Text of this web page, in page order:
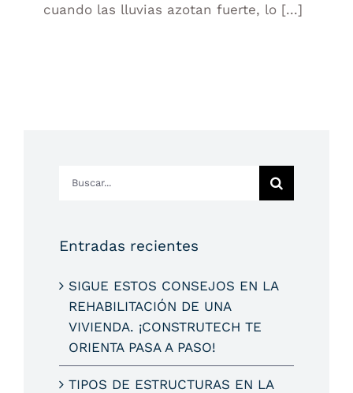
cuando las lluvias azotan fuerte, lo [...]
Entradas recientes
SIGUE ESTOS CONSEJOS EN LA
REHABILITACIÓN DE UNA
VIVIENDA. ¡CONSTRUTECH TE
ORIENTA PASA A PASO!
TIPOS DE ESTRUCTURAS EN LA